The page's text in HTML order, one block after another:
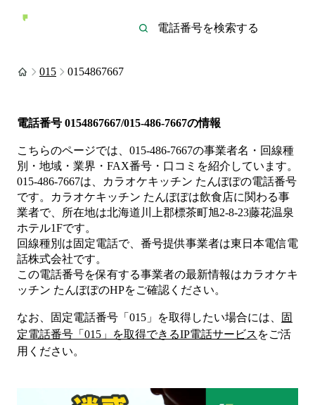
015 0154867667
電話番号 0154867667/015-486-7667の情報
こちらのページでは、 015-486-7667の事業者名・回線種
別・地域・業界・FAX番号・口コミを紹介しています。
015-486-7667は、 カラオケキッチン たんぽぽの電話番号
です。
カラオケキッチン たんぽぽは飲食店に関わる事
業者で、所在地は北海道川上郡標茶町旭2-8-23藤花温泉
ホテル1Fです。
回線種別は固定電話で、番号提供事業者は東日本電信電
話株式会社です。
この電話番号を保有する事業者の最新情報はカラオケキ
ッチン たんぽぽのHPをご確認ください。
なお、固定電話番号「 015 」を取得したい場合には、
固
定電話番号「 015 」を取得できるIP電話サービス をご活
用ください。